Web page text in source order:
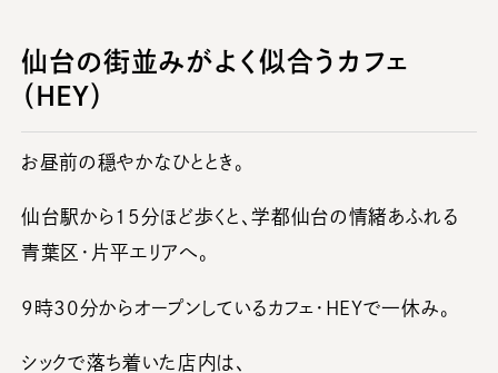
仙台の街並みがよく似合うカフェ
（HEY）
お昼前の穏やかなひととき。
仙台駅から15分ほど歩くと、学都仙台の情緒あふれる
青葉区・片平エリアへ。
9時30分からオープンしているカフェ・HEYで一休み。
シックで落ち着いた店内は、